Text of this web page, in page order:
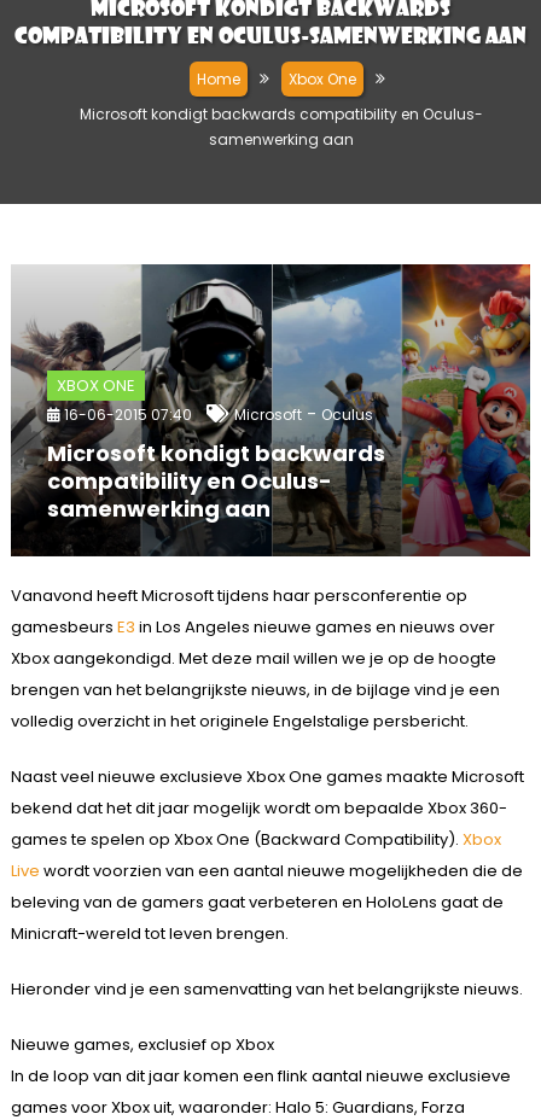
Microsoft kondigt backwards
compatibility en Oculus-samenwerking aan
Home
Xbox One
Microsoft kondigt backwards compatibility en Oculus-
samenwerking aan
XBOX ONE
16-06-2015 07:40 Microsoft- Oculus
Microsoft kondigt backwards
compatibility en Oculus-
samenwerking aan
Vanavond heeft Microsoft tijdens haar persconferentie op
gamesbeurs E3 in Los Angeles nieuwe games en nieuws over
Xbox aangekondigd. Met deze mail willen we je op de hoogte
brengen van het belangrijkste nieuws, in de bijlage vind je een
volledig overzicht in het originele Engelstalige persbericht.
Naast veel nieuwe exclusieve Xbox One games maakte Microsoft
bekend dat het dit jaar mogelijk wordt om bepaalde Xbox 360-
games te spelen op Xbox One (Backward Compatibility). Xbox
Live wordt voorzien van een aantal nieuwe mogelijkheden die de
beleving van de gamers gaat verbeteren en HoloLens gaat de
Minicraft-wereld tot leven brengen.
Hieronder vind je een samenvatting van het belangrijkste nieuws.
Nieuwe games, exclusief op Xbox
In de loop van dit jaar komen een flink aantal nieuwe exclusieve
games voor Xbox uit, waaronder: Halo 5: Guardians, Forza